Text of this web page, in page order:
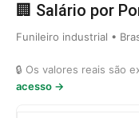
🏢 Salário por
Funileiro industrial •
🔒 Os valores reais são
acesso →